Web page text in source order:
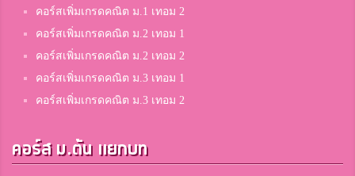
Phatcharaphon Khanthasueksa
สมาชิก Dektalent.com
ณฐกร การะเกตุ
คอร์สเพิ่มเกรดคณิต ม.1 เทอม 2
คอร์สเพิ่มเกรดคณิต ม.2 เทอม 1
คอร์สเพิ่มเกรดคณิต ม.2 เทอม 2
คอร์สเพิ่มเกรดคณิต ม.3 เทอม 1
คอร์สเพิ่มเกรดคณิต ม.3 เทอม 2
คอร์ส ม.ต้น แยกบท